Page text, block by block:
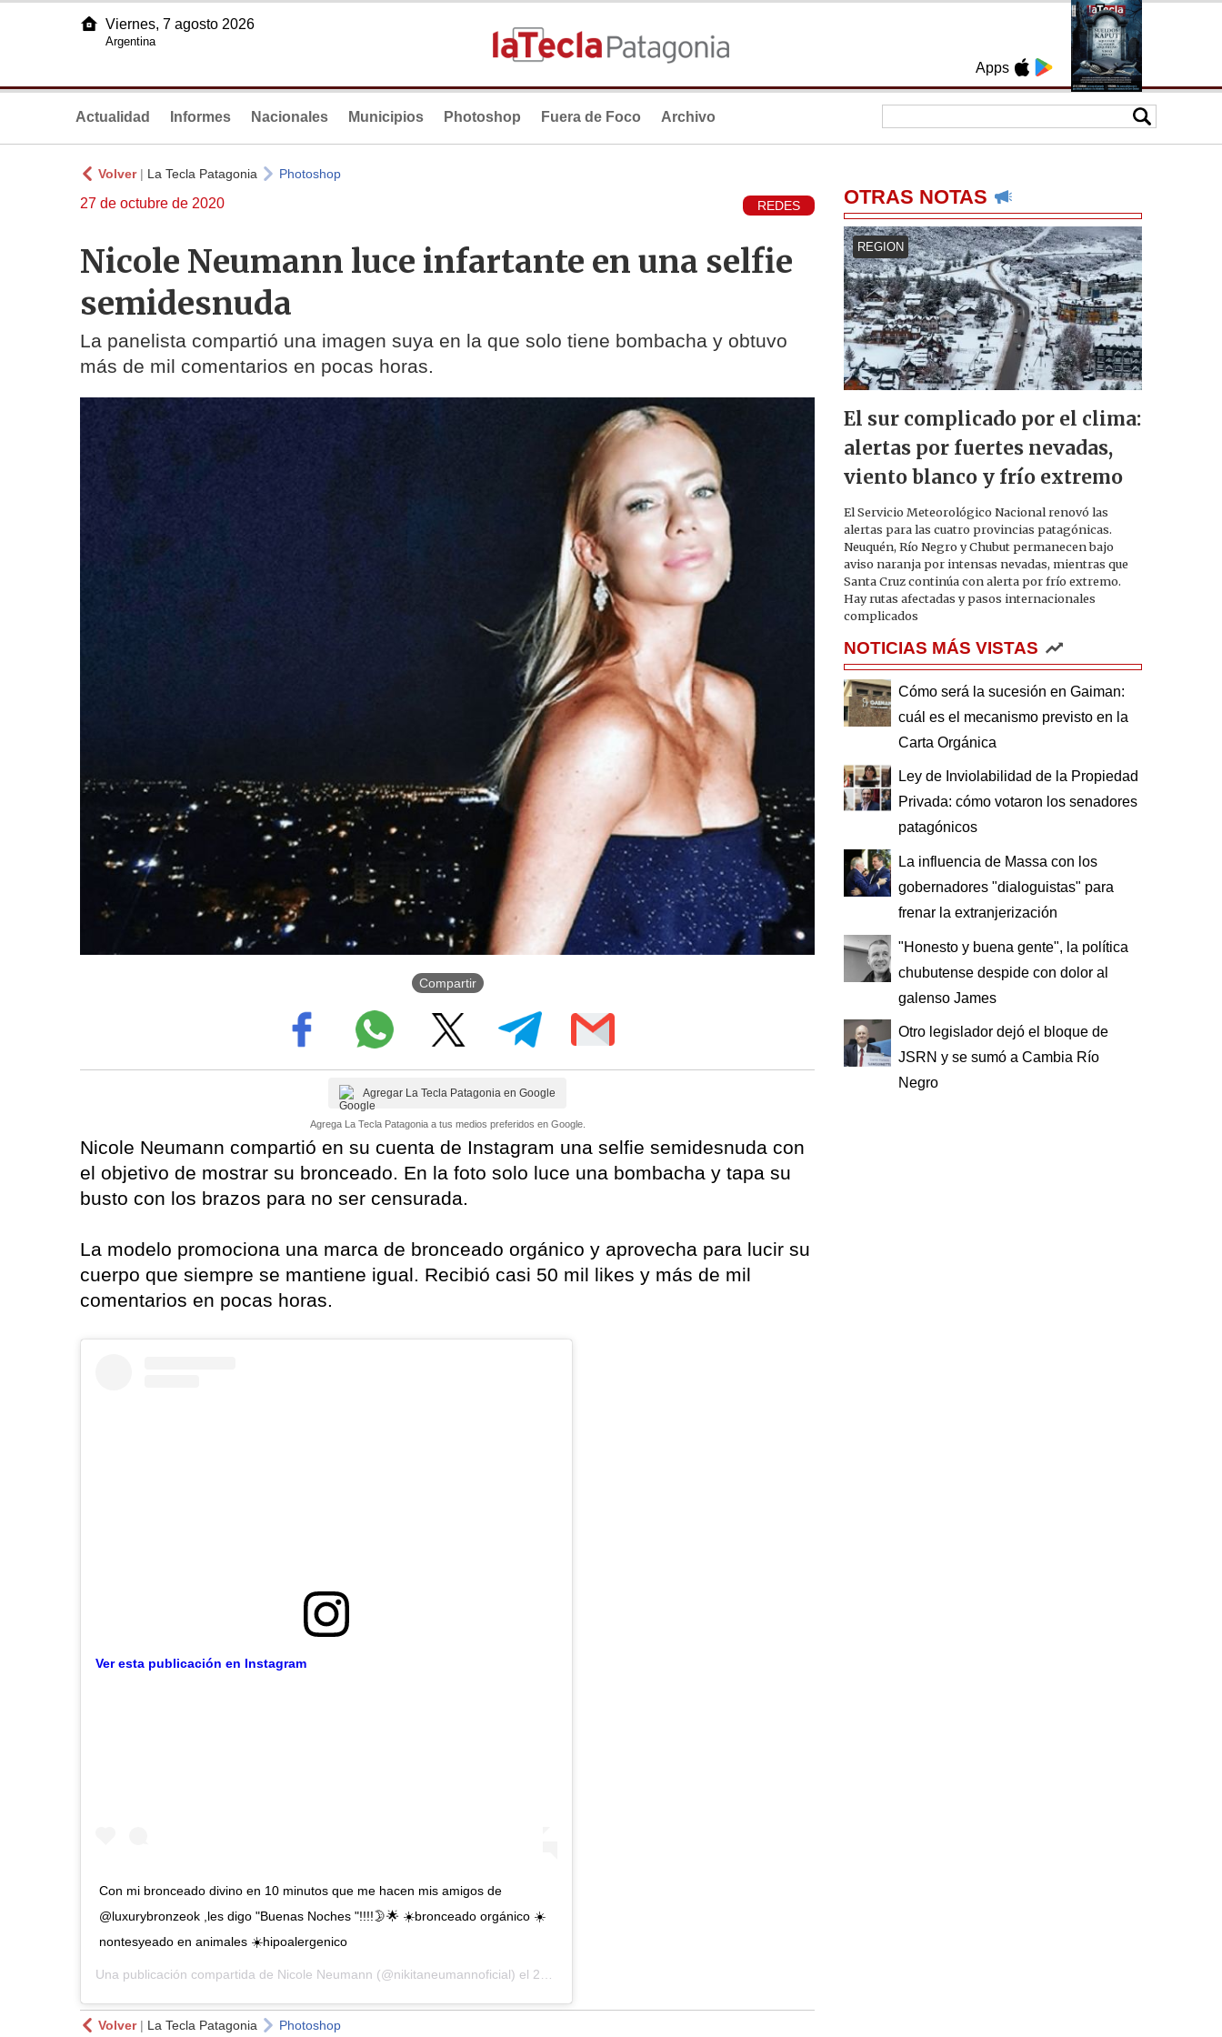
Apps
Viernes, 7 agosto 2026
Argentina
Actualidad Informes Nacionales Municipios Photoshop Fuera de Foco Archivo
Volver| La Tecla Patagonia Photoshop
27 de octubre de 2020 REDES
Nicole Neumann luce infartante en una selfie
semidesnuda
La panelista compartió una imagen suya en la que solo tiene bombacha y obtuvo
más de mil comentarios en pocas horas.
Compartir
Agregar La Tecla Patagonia en Google
Agrega La Tecla Patagonia a tus medios preferidos en Google.
Nicole Neumann compartió en su cuenta de Instagram una selfie semidesnuda con
el objetivo de mostrar su bronceado. En la foto solo luce una bombacha y tapa su
busto con los brazos para no ser censurada.
La modelo promociona una marca de bronceado orgánico y aprovecha para lucir su
cuerpo que siempre se mantiene igual. Recibió casi 50 mil likes y más de mil
comentarios en pocas horas.
Ver esta publicación en Instagram
Con mi bronceado divino en 10 minutos que me hacen mis amigos de
@luxurybronzeok ,les digo "Buenas Noches "!!!!🌛🌟 ☀️bronceado orgánico ☀️
nontesyeado en animales ☀️hipoalergenico
Una publicación compartida de Nicole Neumann (@nikitaneumannoficial) el 26 Oct, 2020 a las 6:43 PDT
Volver| La Tecla Patagonia Photoshop
OTRAS NOTAS
REGION
El sur complicado por el clima:
alertas por fuertes nevadas,
viento blanco y frío extremo
El Servicio Meteorológico Nacional renovó las
alertas para las cuatro provincias patagónicas.
Neuquén, Río Negro y Chubut permanecen bajo
aviso naranja por intensas nevadas, mientras que
Santa Cruz continúa con alerta por frío extremo.
Hay rutas afectadas y pasos internacionales
complicados
NOTICIAS MÁS VISTAS
Cómo será la sucesión en Gaiman:
cuál es el mecanismo previsto en la
Carta Orgánica
Ley de Inviolabilidad de la Propiedad
Privada: cómo votaron los senadores
patagónicos
La influencia de Massa con los
gobernadores "dialoguistas" para
frenar la extranjerización
"Honesto y buena gente", la política
chubutense despide con dolor al
galenso James
Otro legislador dejó el bloque de
JSRN y se sumó a Cambia Río
Negro